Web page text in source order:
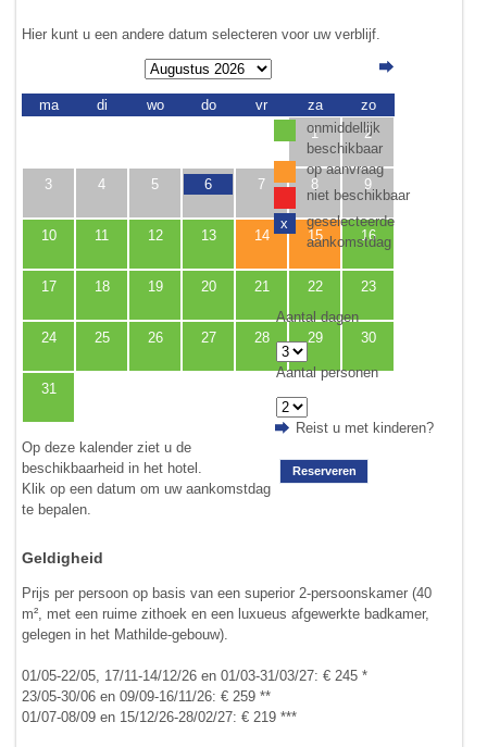
Hier kunt u een andere datum selecteren voor uw verblijf.
ma di wo do vr za
zo
1
2
3 4 5 6 7 8 9
10 11 12 13 14 15 16
17 18 19 20 21 22 23
24 25 26 27 28 29 30
31
Op deze kalender ziet u de
beschikbaarheid in het hotel.
Klik op een datum om uw aankomstdag
te bepalen.
onmiddellijk
beschikbaar
op aanvraag
niet beschikbaar
x
geselecteerde
aankomstdag
Aantal dagen
Aantal personen
Reist u met kinderen?
Reserveren
Geldigheid
Prijs per persoon op basis van een superior 2-persoonskamer (40
m², met een ruime zithoek en een luxueus afgewerkte badkamer,
gelegen in het Mathilde-gebouw).
01/05-22/05, 17/11-14/12/26 en 01/03-31/03/27: € 245 *
23/05-30/06 en 09/09-16/11/26: € 259 **
01/07-08/09 en 15/12/26-28/02/27: € 219 ***